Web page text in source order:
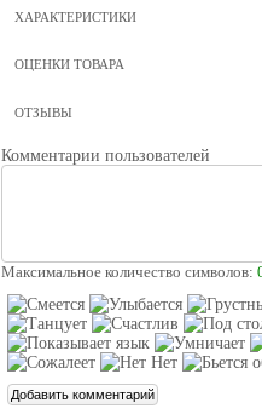
ХАРАКТЕРИСТИКИ
ОЦЕНКИ ТОВАРА
ОТЗЫВЫ
Комментарии пользователей
Максимальное количество символов: